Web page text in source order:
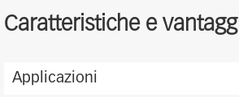
Caratteristiche e vantaggi
and
Applicazioni